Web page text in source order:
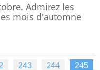
Admirez les
mois d'automne
243 244
245